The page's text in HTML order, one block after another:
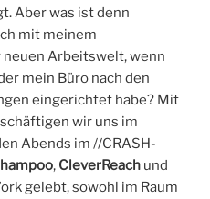
Aber was ist denn
mit meinem
Arbeitswelt, wenn
mein Büro nach den
eingerichtet habe? Mit
wir uns im
Abends im //CRASH-
, CleverReach und
gelebt, sowohl im Raum